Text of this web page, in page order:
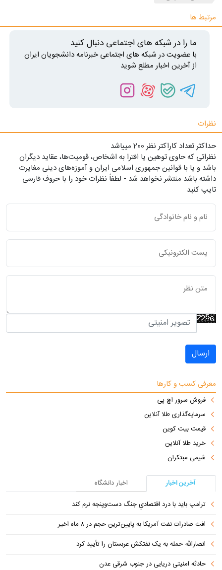
مرتبط ها
ما را در شبکه های اجتماعی دنبال کنید
با عضویت در شبکه های اجتماعی خبرنامه دانشجویان ایران
از آخرین اخبار مطلع شوید
نظرات
حداکثر تعداد کاراکتر نظر 200 ميياشد
نظراتی که حاوی توهین یا افترا به اشخاص، قومیت‌ها، عقاید دیگران
باشد و یا با قوانین جمهوری اسلامی ایران و آموزه‌های دینی مغایرت
داشته باشد منتشر نخواهد شد - لطفاً نظرات خود را با حروف فارسی
تایپ کنید
ارسال
معرفی کسب و کارها
فروش سرور اچ پی
سرمایه‌گذاری طلا آنلاین
قیمت بیت کوین
خرید طلا آنلاین
شیمی مبتکران
آخرین اخبار
اخبار دانشگاه
ترامپ باید با درد اقتصادیِ جنگ دست‌و‌پنجه نرم کند
افت صادرات نفت آمریکا به پایین‌ترین حجم در ۸ ماه اخیر
انصارالله حمله به یک نفتکش عربستان را تأیید کرد
حادثه امنیتی دریایی در جنوب شرقی عدن